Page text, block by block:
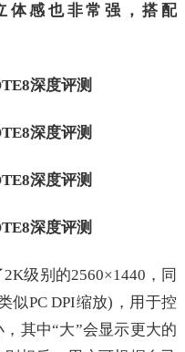
体感也非常强，搭配
级别的2560×1440，同
似PC DPI缩放)，用于控
其中“大”会显示更大的